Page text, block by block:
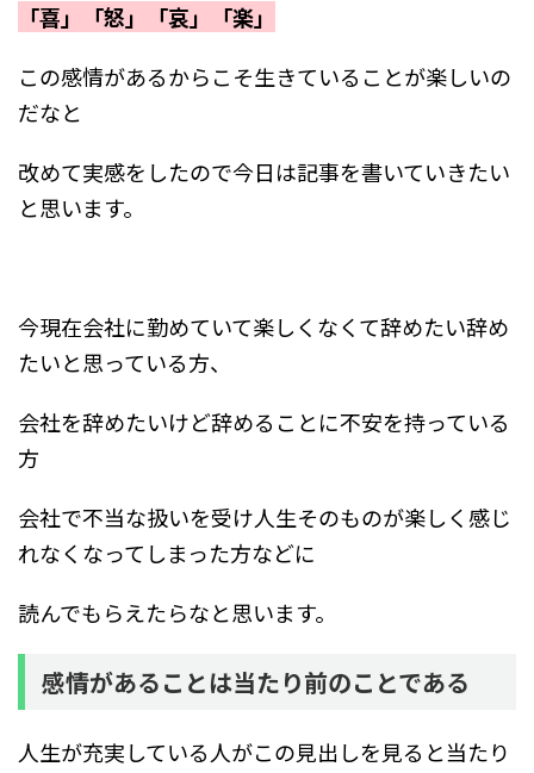
「喜」「怒」「哀」「楽」
この感情があるからこそ生きていることが楽しいの
だなと
改めて実感をしたので今日は記事を書いていきたい
と思います。
今現在会社に勤めていて楽しくなくて辞めたい辞め
たいと思っている方、
会社を辞めたいけど辞めることに不安を持っている
方
会社で不当な扱いを受け人生そのものが楽しく感じ
れなくなってしまった方などに
読んでもらえたらなと思います。
感情があることは当たり前のことである
人生が充実している人がこの見出しを見ると当たり